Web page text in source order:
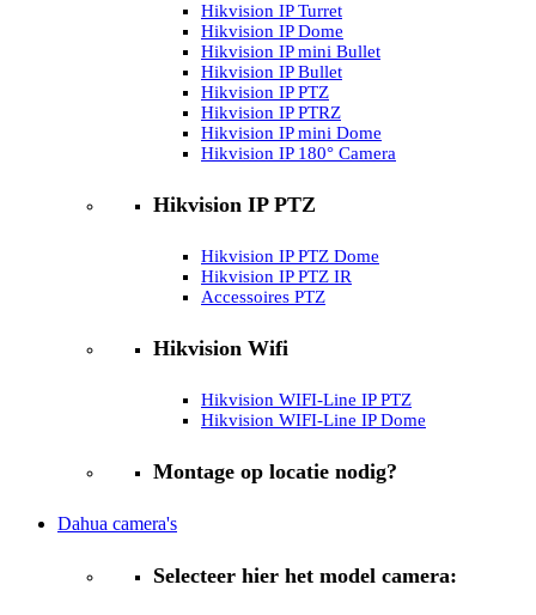
Hikvision IP Turret
Hikvision IP Dome
Hikvision IP mini Bullet
Hikvision IP Bullet
Hikvision IP PTZ
Hikvision IP PTRZ
Hikvision IP mini Dome
Hikvision IP 180° Camera
Hikvision IP PTZ
Hikvision IP PTZ Dome
Hikvision IP PTZ IR
Accessoires PTZ
Hikvision Wifi
Hikvision WIFI-Line IP PTZ
Hikvision WIFI-Line IP Dome
Montage op locatie nodig?
Dahua camera's
Selecteer hier het model camera: